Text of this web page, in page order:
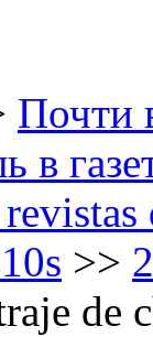
Почти
в
>>
de